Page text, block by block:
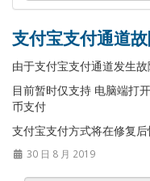
支付宝支付通道
由于支付宝支付通道发生
目前暂时仅支持 电脑端打
币支付
支付宝支付方式将在修复后
30 日 8 月 2019